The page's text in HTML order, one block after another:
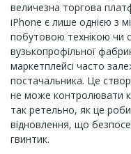
величезна торгова
iPhone є лише однією з
побутовою технікою чи
вузькопрофільної
маркетплейсі часто
постачальника. Це
не може контролювати
так ретельно, як це
відновлення, що
гвинтик.